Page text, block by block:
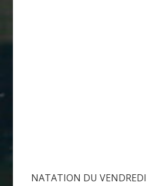
NATATION DU VENDREDI